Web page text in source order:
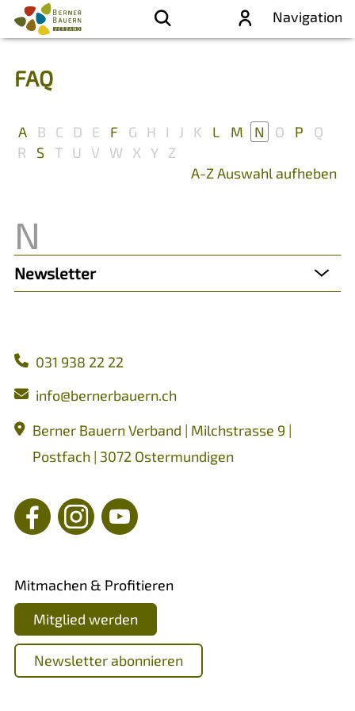
Navigation
FAQ
A B C D E F G H I J K L M N O P
Q
R
S T U V W X Y Z
A-Z Auswahl aufheben
Newsletter
031 938 22 22
nf
b rn rb rn ch
Berner Bauern Verband | Milchstrasse 9 |
Postfach | 3072 Ostermundigen
Mitmachen & Profitieren
Mitglied werden
Newsletter abonnieren